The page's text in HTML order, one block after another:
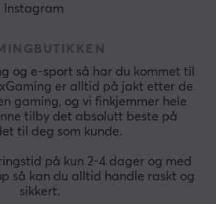
Instagram
og e-sport så har du kommet til
er alltid på jakt etter de
gaming, og vi finkjemmer hele
tilby det absolutt beste på
til deg som kunde.
på kun 2-4 dager og med
så kan du alltid handle raskt og
sikkert.